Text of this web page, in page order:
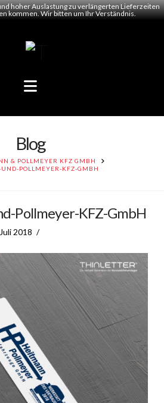
hoher Auslastung zu verlängerten Lieferzeiten
kommen. Wir bitten um Ihr Verständnis.
Navigation
Blog
& POLLMEYER KFZ GMBH
POLLMEYER-KFZ-GMBH
Pollmeyer-KFZ-GmbH
2018